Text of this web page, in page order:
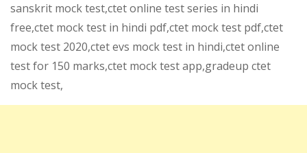
sanskrit mock test,ctet online test series in hindi
free,ctet mock test in hindi pdf,ctet mock test pdf,ctet
mock test 2020,ctet evs mock test in hindi,ctet online
test for 150 marks,ctet mock test app,gradeup ctet
mock test,